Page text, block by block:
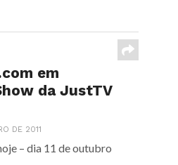
em
da JustTV
DE 2011
– dia 11 de outubro